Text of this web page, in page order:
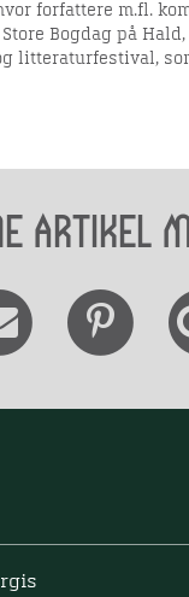
forfattere m.fl.
Bogdag på Hald,
litteraturfestival,
artikel